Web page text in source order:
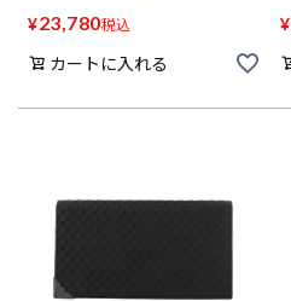
¥23,780税込
カートに入れる
¥